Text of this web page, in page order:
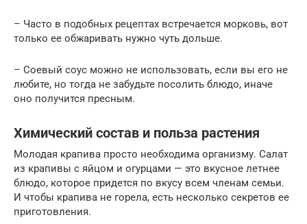
– Часто в подобных рецептах встречается морковь, вот
только ее обжаривать нужно чуть дольше.
– Соевый соус можно не использовать, если вы его не
любите, но тогда не забудьте посолить блюдо, иначе
оно получится пресным.
Химический состав и польза растения
Молодая крапива просто необходима организму. Салат
из крапивы с яйцом и огурцами — это вкусное летнее
блюдо, которое придется по вкусу всем членам семьи.
И чтобы крапива не горела, есть несколько секретов ее
приготовления.